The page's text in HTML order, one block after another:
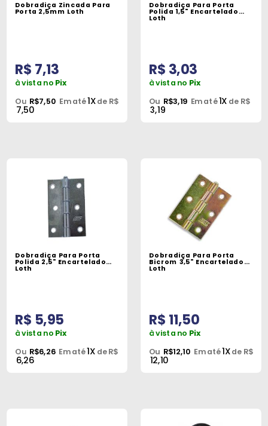
Dobradiça Zincada Para
Porta 2,5mm Loth
R$ 7,13
à vista no Pix
Ou R$7,50 Em até1Xde R$
7,50
Dobradiça Para Porta
Polida 1,5" Encartelado
Loth
R$ 3,03
à vista no Pix
Ou R$3,19 Em até1X de R$
3,19
Dobradiça Para Porta
Polida 2,5" Encartelado
Loth
R$ 5,95
à vista no Pix
Ou R$6,26 Em até1X de R$
6,26
Dobradiça Para Porta
Bicrom 3,5" Encartelado
Loth
R$ 11,50
à vista no Pix
Ou R$12,10 Em até1Xde R$
12,10